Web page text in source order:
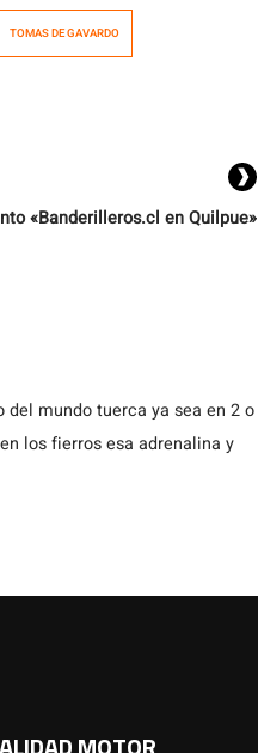
Arabia Saudita.
TOMAS DE GAVARDO
«Banderilleros.cl en Quilpue»
mundo tuerca ya sea en 2 o
los fierros esa adrenalina y